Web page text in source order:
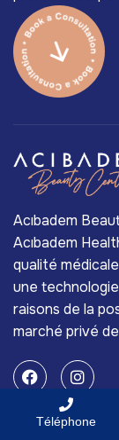
Acıbadem
Acıbadem
qualité
une
raisons de la
marché privé
Services
Téléphone